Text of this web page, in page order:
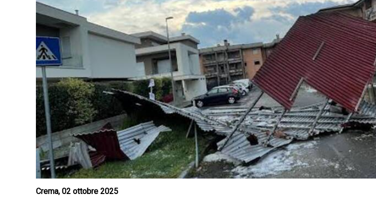
Crema, 02 ottobre 2025